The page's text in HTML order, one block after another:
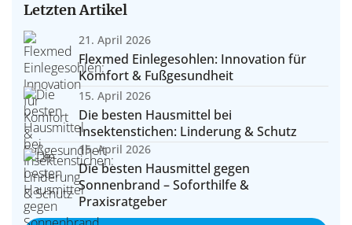
Letzten Artikel
21. April 2026
Flexmed Einlegesohlen: Innovation für
Komfort & Fußgesundheit
15. April 2026
Die besten Hausmittel bei
Insektenstichen: Linderung & Schutz
15. April 2026
Die besten Hausmittel gegen
Sonnenbrand – Soforthilfe &
Praxisratgeber